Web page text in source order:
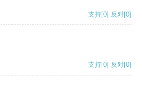
支持[0] 反对[0]
支持[0] 反对[0]